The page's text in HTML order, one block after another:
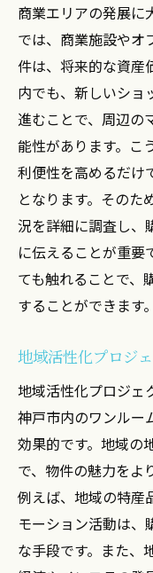
商業エリアの発展に
では、商業施設やオ
件は、将来的な資産
内でも、新しいショ
進むことで、周辺の
能性があります。こ
利便性を高めるだけ
となります。そのた
況を詳細に調査し、
に伝えることが重要
ても触れることで、
することができます。
地域活性化プロジ
地域活性化プロジェ
神戸市内のワンルー
効果的です。地域の
で、物件の魅力をよ
例えば、地域の特産
モーション活動は、
な手段です。また、